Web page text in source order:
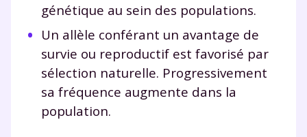
génétique au sein des populations.
Un allèle conférant un avantage de
survie ou reproductif est favorisé par
sélection naturelle. Progressivement
sa fréquence augmente dans la
population.